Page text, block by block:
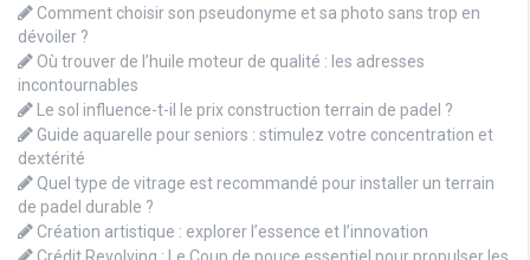
Comment choisir son pseudonyme et sa photo sans trop en
dévoiler ?
Où trouver de l’huile moteur de qualité : les adresses
incontournables
Le sol influence-t-il le prix construction terrain de padel ?
Guide aquarelle pour seniors : stimulez votre concentration et
dextérité
Quel type de vitrage est recommandé pour installer un terrain
de padel durable ?
Création artistique : explorer l’essence et l’innovation